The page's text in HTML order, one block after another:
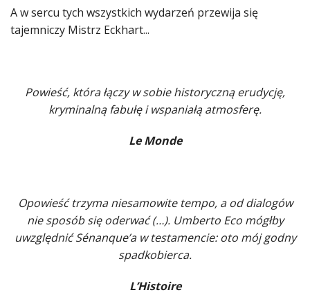
A w sercu tych wszystkich wydarzeń przewija się
tajemniczy Mistrz Eckhart...
Powieść, która łączy w sobie historyczną erudycję,
kryminalną fabułę i wspaniałą atmosferę.
Le Monde
Opowieść trzyma niesamowite tempo, a od dialogów
nie sposób się oderwać (…). Umberto Eco mógłby
uwzględnić Sénanque’a w testamencie: oto mój godny
spadkobierca.
L’Histoire